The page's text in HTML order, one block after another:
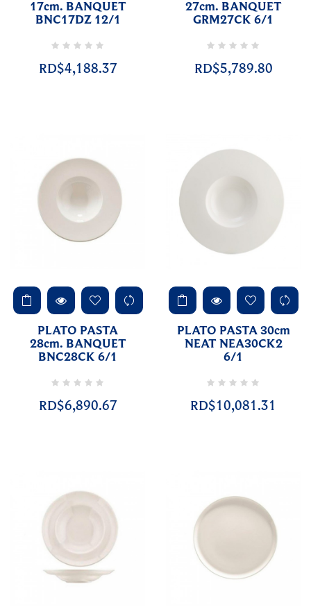
17cm. BANQUET
BNC17DZ 12/1
RD$4,188.37
27cm. BANQUET
GRM27CK 6/1
RD$5,789.80
PLATO PASTA
28cm. BANQUET
BNC28CK 6/1
RD$6,890.67
PLATO PASTA 30cm
NEAT NEA30CK2
6/1
RD$10,081.31